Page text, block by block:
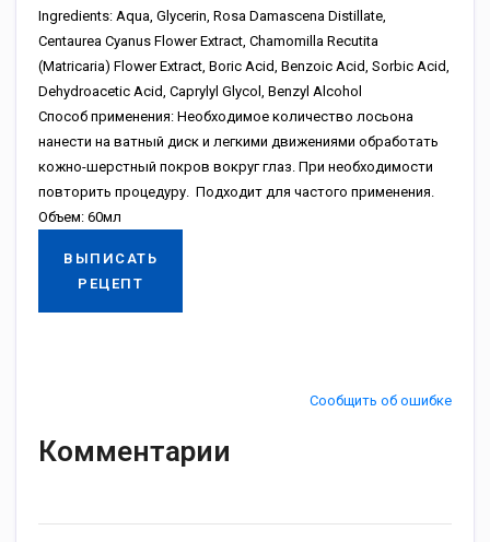
Ingredients: Aqua, Glycerin, Rosa Damascena Distillate,
Centaurea Cyanus Flower Extract, Chamomilla Recutita
(Matricaria) Flower Extract, Boric Acid, Benzoic Acid, Sorbic Acid,
Dehydroacetic Acid, Caprylyl Glycol, Benzyl Alcohol
Способ применения: Необходимое количество лосьона
нанести на ватный диск и легкими движениями обработать
кожно-шерстный покров вокруг глаз. При необходимости
повторить процедуру. Подходит для частого применения.
Объем: 60мл
ВЫПИСАТЬ
РЕЦЕПТ
Сообщить об ошибке
Комментарии